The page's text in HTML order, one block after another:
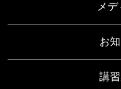
メデ
お
講